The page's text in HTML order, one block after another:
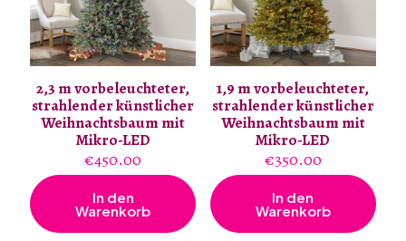
2,3 m vorbeleuchteter,
strahlender künstlicher
Weihnachtsbaum mit
Mikro-LED
€450.00
In den
Warenkorb
1,9 m vorbeleuchteter,
strahlender künstlicher
Weihnachtsbaum mit
Mikro-LED
€350.00
In den
Warenkorb